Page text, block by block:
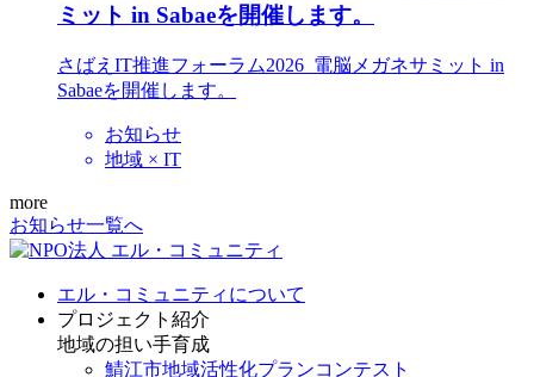
ミット in Sabaeを開催します。
さばえIT推進フォーラム2026_電脳メガネサミット in
Sabaeを開催します。
お知らせ
地域 × IT
more
お知らせ一覧へ
エル・コミュニティについて
プロジェクト紹介
地域の担い手育成
鯖江市地域活性化プランコンテスト